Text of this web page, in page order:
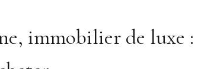
immobilier de luxe :